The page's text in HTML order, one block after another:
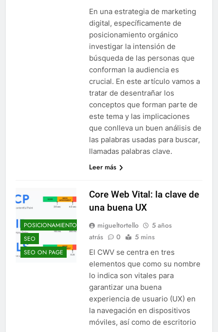
En una estrategia de marketing
digital, específicamente de
posicionamiento orgánico
investigar la intensión de
búsqueda de las personas que
conforman la audiencia es
crucial. En este artículo vamos a
tratar de desentrañar los
conceptos que forman parte de
este tema y las implicaciones
que conlleva un buen análisis de
las palabras usadas para buscar,
llamadas palabras clave.
Leer más
POSICIONAMIENTO
SEO
SEO ON PAGE
Core Web Vital: la clave de
una buena UX
migueltortello
5 años
atrás
0 5 mins
El CWV se centra en tres
elementos que como su nombre
lo indica son vitales para
garantizar una buena
experiencia de usuario (UX) en
la navegación en dispositivos
móviles, así como de escritorio